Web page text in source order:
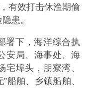
有效打击休渔期偷
患。
署下，海洋综合执
安局、海事处、海
埠头，朋寮湾、
船舶、乡镇船舶、